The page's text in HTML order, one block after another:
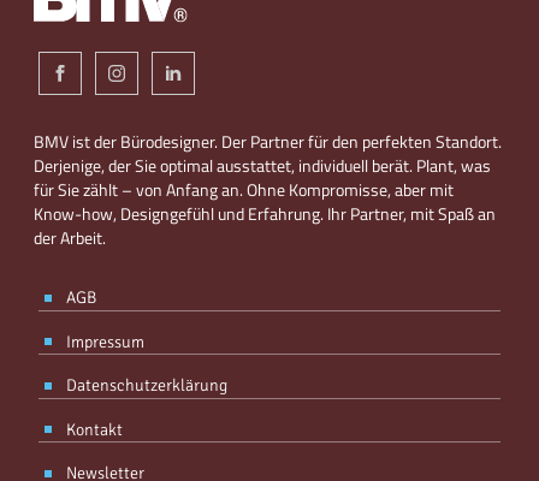
BMV ist der Bürodesigner. Der Partner für den perfekten Standort.
Derjenige, der Sie optimal ausstattet, individuell berät. Plant, was
für Sie zählt – von Anfang an. Ohne Kompromisse, aber mit
Know-how, Designgefühl und Erfahrung. Ihr Partner, mit Spaß an
der Arbeit.
AGB
Impressum
Datenschutzerklärung
Kontakt
Newsletter